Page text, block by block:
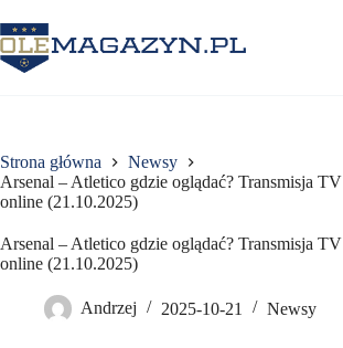
do
treści
Strona główna
Newsy
Arsenal – Atletico gdzie oglądać? Transmisja
online (21.10.2025)
Arsenal – Atletico gdzie oglądać? Transmisja
online (21.10.2025)
Andrzej 2025-10-21 Newsy